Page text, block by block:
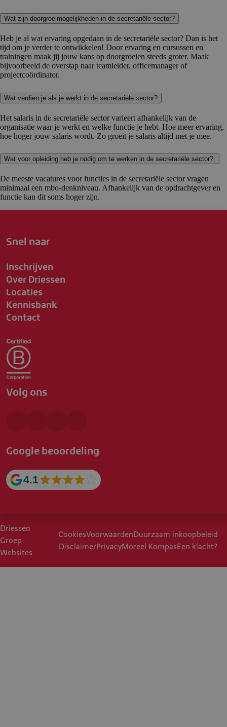
Wat zijn doorgroeimogelijkheden in de secretariële sector?
Heb je al wat ervaring opgedaan in de secretariële sector? Dan is het
tijd om je verder te ontwikkelen! Door ervaring en cursussen en
trainingen maak jij jouw kans op doorgroeien steeds groter. Maak
bijvoorbeeld de overstap naar teamleider, officemanager of
projectcoördinator.
Wat verdien je als je werkt in de secretariële sector?
Het salaris in de secretariële sector varieert afhankelijk van de
organisatie waar je werkt en welke functie je hebt. Hoe meer ervaring,
hoe hoger jouw salaris wordt. Zo groeit je salaris altijd met je mee.
Wat voor opleiding heb je nodig om te werken in de secretariële sector?
De meeste vacatures voor functies in de secretariële sector vragen
minimaal een mbo-denkniveau. Afhankelijk van de opdrachtgever en
functie kan dit soms hoger zijn.
Snel naar
Inschrijven
Over Driessen
Locaties
Kennisbank
Contact
Volg ons
Google beoordeling
4.1
Driessen
Groep
Websites
CookiesVoorwaarden Duurzaam inkoopbeleid
DisclaimerPrivacyMoreel Kompas Een klacht?